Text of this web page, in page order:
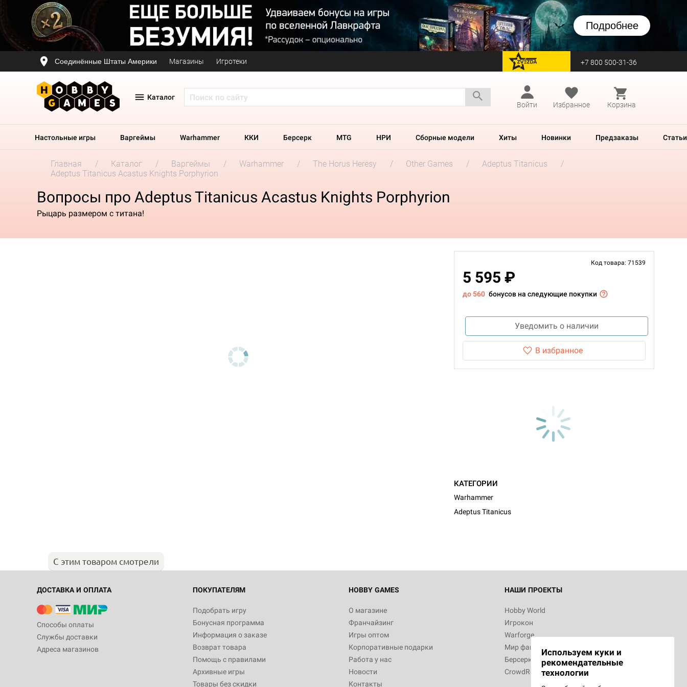
Подробнее
Соединённые Штаты Америки Магазины Игротеки перейти на Zvezda +7 800 500-31-36
Каталог
Войти
Избранное Корзина
Настольные игры Варгеймы Warhammer ККИ Берсерк MTG НРИ Сборные модели Хиты Новинки Предзаказы Статьи
Главная Каталог Варгеймы Warhammer The Horus Heresy Other Games
Adeptus Titanicus
Adeptus Titanicus Acastus Knights Porphyrion
Вопросы про Adeptus Titanicus Acastus Knights Porphyrion
Рыцарь размером с титана!
Код товара: 71539
5 595 ₽
до 560 бонусов на следующие покупки
Уведомить о наличии
В избранное
КАТЕГОРИИ
Warhammer
Adeptus Titanicus
С этим товаром смотрели
ДОСТАВКА И ОПЛАТА
Способы оплаты
Службы доставки
Адреса магазинов
ПОКУПАТЕЛЯМ
Подобрать игру
Бонусная программа
Информация о заказе
Возврат товара
Помощь с правилами
Архивные игры
Товары без скидки
HOBBY GAMES
О магазине
Франчайзинг
Игры оптом
Корпоративные подарки
Работа у нас
Новости
Контакты
НАШИ ПРОЕКТЫ
Hobby World
Игрокон
Warforge
Мир фантастики
Берсерк
CrowdRepublic
Используем куки и
рекомендательные
технологии